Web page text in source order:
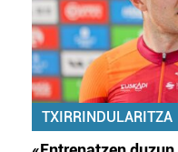
TXIRRINDULARITZA